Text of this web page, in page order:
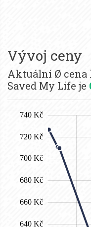
Vývoj ceny
Aktuální Ø cena
Saved My Life je